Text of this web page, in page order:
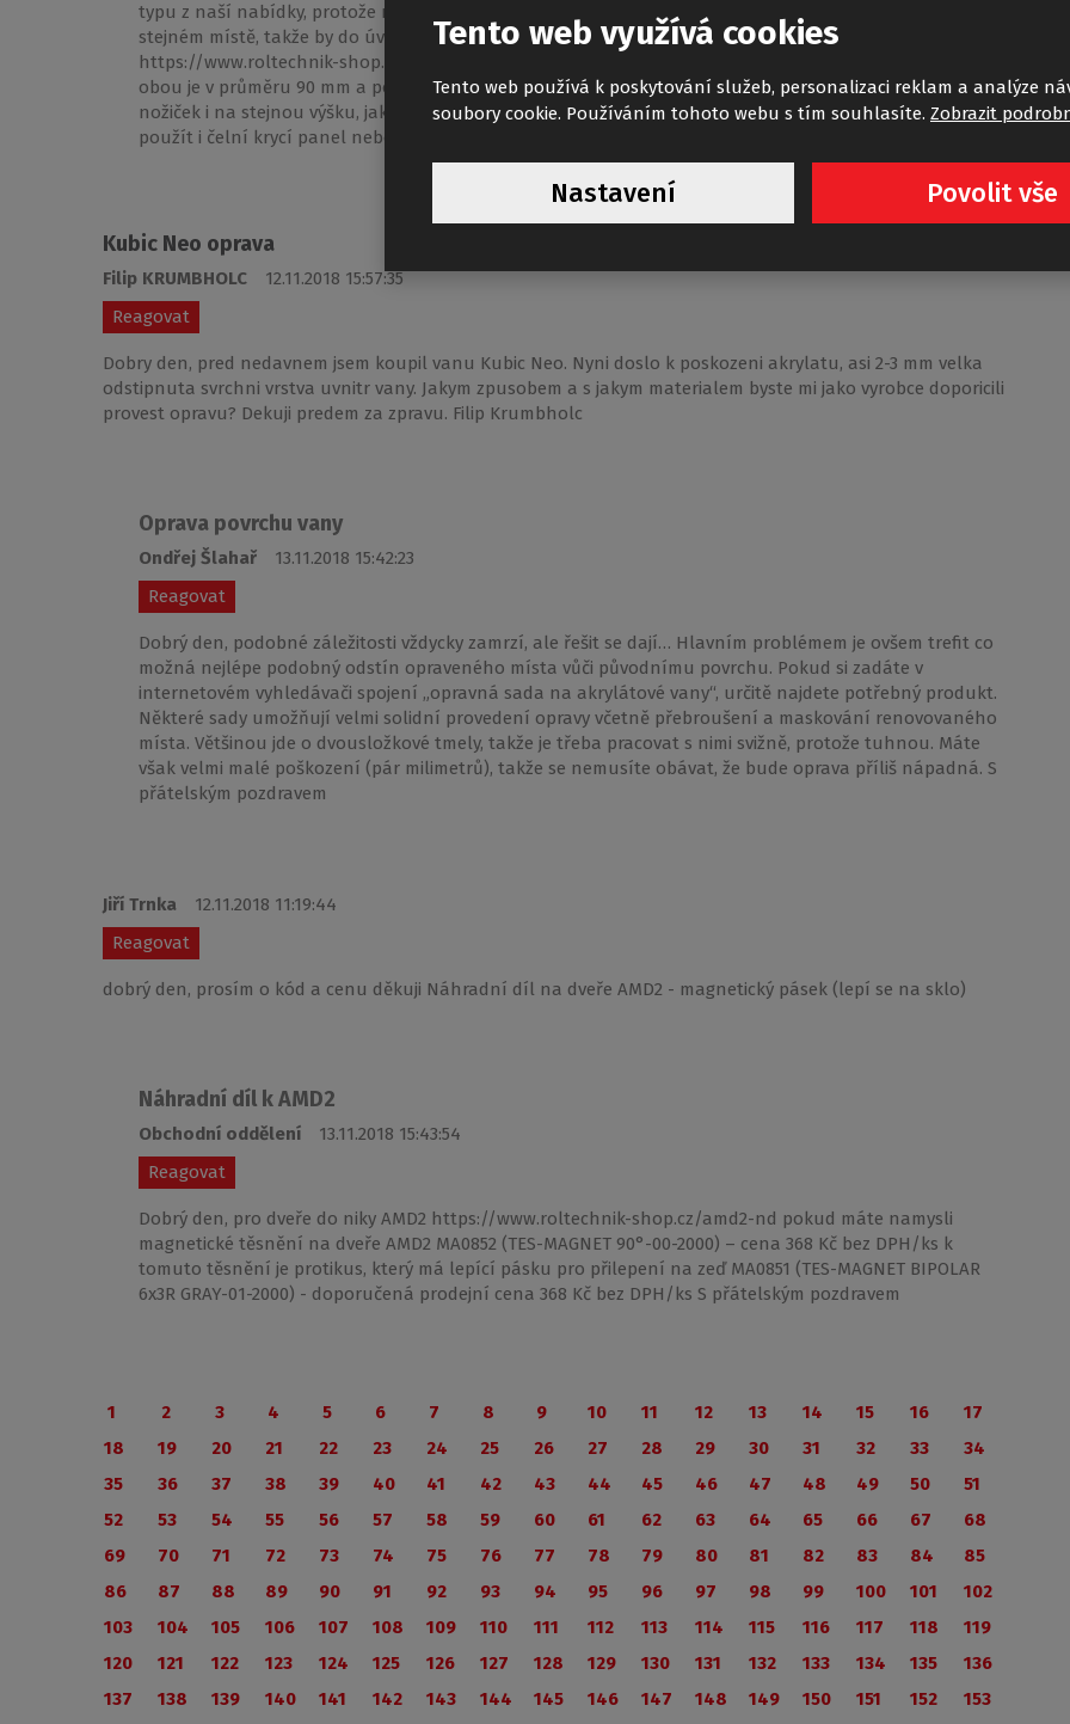
typu z naší nabídky, protože mají stejně velký sifon. Navíc by asi bylo dobré, aby jste měl sifon vaničky na
stejném místě, takže by do úvahy připadaly nejlépe dvě z našich vaniček z litého mramoru: DREAM-M:
https://www.roltechnik-shop.cz/dream-m a TAHITI-M: https://www.roltechnik-shop.cz/tahiti-m Sifon
obou je v průměru 90 mm a pokud je ustavíte na nožičky, dostanete se navíc díky nastavitelnosti
nožiček i na stejnou výšku, jako jste měl předtím s vaničkou DREAM-P, tedy 125 mm. Můžete si objednat a
použít i čelní krycí panel nebo vaničku obezdít a obložit.. S přátelským pozdravem
Kubic Neo oprava
Filip KRUMBHOLC
12.11.2018 15:57:35
Reagovat
Dobry den, pred nedavnem jsem koupil vanu Kubic Neo. Nyni doslo k poskozeni akrylatu, asi 2-3 mm velka
odstipnuta svrchni vrstva uvnitr vany. Jakym zpusobem a s jakym materialem byste mi jako vyrobce doporicili
provest opravu? Dekuji predem za zpravu. Filip Krumbholc
Oprava povrchu vany
Ondřej Šlahař
13.11.2018 15:42:23
Reagovat
Dobrý den, podobné záležitosti vždycky zamrzí, ale řešit se dají… Hlavním problémem je ovšem trefit co
možná nejlépe podobný odstín opraveného místa vůči původnímu povrchu. Pokud si zadáte v
internetovém vyhledávači spojení „opravná sada na akrylátové vany“, určitě najdete potřebný produkt.
Některé sady umožňují velmi solidní provedení opravy včetně přebroušení a maskování renovovaného
místa. Většinou jde o dvousložkové tmely, takže je třeba pracovat s nimi svižně, protože tuhnou. Máte
však velmi malé poškození (pár milimetrů), takže se nemusíte obávat, že bude oprava příliš nápadná. S
přátelským pozdravem
Jiří Trnka
12.11.2018 11:19:44
Reagovat
dobrý den, prosím o kód a cenu děkuji Náhradní díl na dveře AMD2 - magnetický pásek (lepí se na sklo)
Náhradní díl k AMD2
Obchodní oddělení
13.11.2018 15:43:54
Reagovat
Dobrý den, pro dveře do niky AMD2 https://www.roltechnik-shop.cz/amd2-nd pokud máte namysli
magnetické těsnění na dveře AMD2 MA0852 (TES-MAGNET 90°-00-2000) – cena 368 Kč bez DPH/ks k
tomuto těsnění je protikus, který má lepící pásku pro přilepení na zeď MA0851 (TES-MAGNET BIPOLAR
6x3R GRAY-01-2000) - doporučená prodejní cena 368 Kč bez DPH/ks S přátelským pozdravem
1 2 3 4 5 6 7 8 9 10 11 12 13 14 15 16
17
18
19 20 21 22 23 24 25 26 27 28 29 30 31 32 33
34
35
36 37 38 39 40 41 42 43 44 45 46 47 48 49 50
51
52
53 54 55 56 57 58 59 60 61 62 63 64 65 66 67
68
69
70 71 72 73 74 75 76 77 78 79 80 81 82 83 84
85
86
87 88 89 90 91 92 93 94 95 96 97 98 99 100 101
102
103
104 105 106 107 108 109 110 111 112 113 114 115 116 117 118
119
120
121 122 123 124 125 126 127 128 129 130 131 132 133 134 135
136
137
138 139 140 141 142 143 144 145 146 147 148 149 150 151 152
153
Tento web využívá cookies
Tento web používá k poskytování služeb, personalizaci reklam a analýze
soubory cookie. Používáním tohoto webu s tím souhlasíte. Zobrazit
Nastavení Povolit vše